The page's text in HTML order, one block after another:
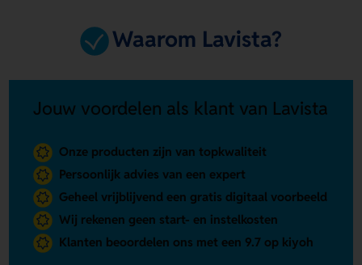
Waarom Lavista?
Jouw voordelen als klant van Lavista
Onze producten zijn van topkwaliteit
Persoonlijk advies van een expert
Geheel vrijblijvend een gratis digitaal voorbeeld
Wij rekenen geen start- en instelkosten
Klanten beoordelen ons met een 9.7 op kiyoh